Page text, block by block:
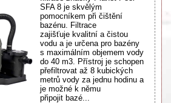
SFA 8 je skvělým
pomocníkem při čištění
bazénu. Filtrace
zajišťuje kvalitní a čistou
vodu a je určena pro bazény
s maximálním objemem vody
do 40 m3. Přístroj je schopen
přefiltrovat až 8 kubických
metrů vody za jednu hodinu a
je možné k němu
připojit bazé...